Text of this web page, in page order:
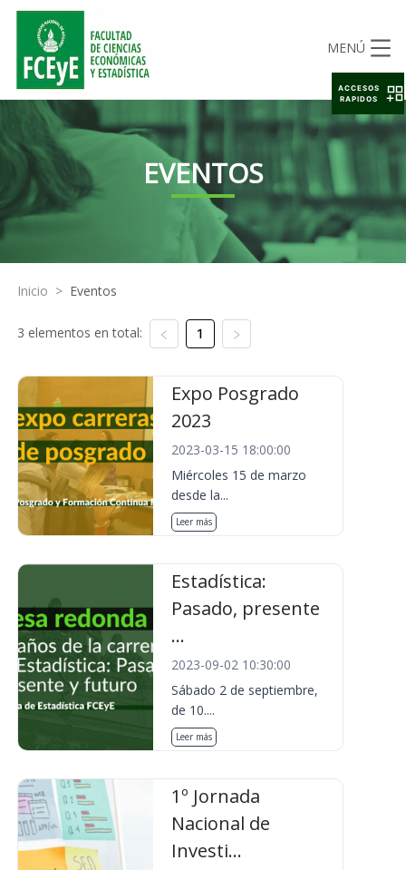
MENÚ
EVENTOS
Inicio > Eventos
3 elementos en total: 1
Expo Posgrado
2023
2023-03-15 18:00:00
Miércoles 15 de marzo
desde la...
Leer más
Estadística:
Pasado, presente
...
2023-09-02 10:30:00
Sábado 2 de septiembre,
de 10....
Leer más
1º Jornada
Nacional de
Investi...
ACCESOS
RAPIDOS